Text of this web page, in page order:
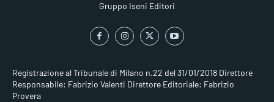
Gruppo Iseni Editori
Registrazione al Tribunale di Milano n.22 del 31/01/2018 Direttore
Responsabile: Fabrizio Valenti Direttore Editoriale: Fabrizio
Provera